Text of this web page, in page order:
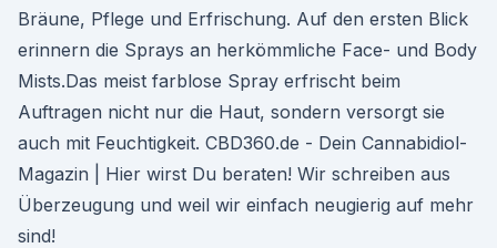
Bräune, Pflege und Erfrischung. Auf den ersten Blick
erinnern die Sprays an herkömmliche Face- und Body
Mists.Das meist farblose Spray erfrischt beim
Auftragen nicht nur die Haut, sondern versorgt sie
auch mit Feuchtigkeit. CBD360.de - Dein Cannabidiol-
Magazin | Hier wirst Du beraten! Wir schreiben aus
Überzeugung und weil wir einfach neugierig auf mehr
sind!